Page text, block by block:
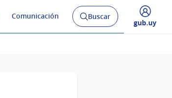
Comunicación
Abrir
buscador
Buscar
Desplegar
gub.uy